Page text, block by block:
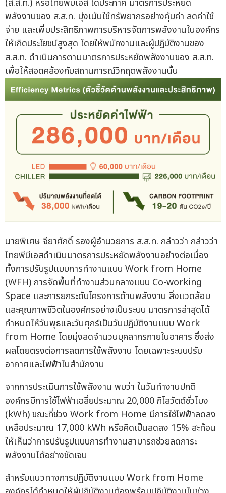
พลังงานของ ส.ส.ท. มุ่งเน้นใช้ทรัพยากรอย่างคุ้มค่า ลดค่าใช้
จ่าย และเพิ่มประสิทธิภาพการบริหารจัดการพลังงานในองค์กร
ให้เกิดประโยชน์สูงสุด โดยให้พนักงานและผู้ปฏิบัติงานของ
ส.ส.ท. ดำเนินการตามมาตรการประหยัดพลังงานของ ส.ส.ท.
เพื่อให้สอดคล้องกับสถานการณ์วิกฤตพลังงานนั้น
นายพิเศษ จียาศักดิ์ รองผู้อำนวยการ ส.ส.ท. กล่าวว่า กล่าวว่า
ไทยพีบีเอสดำเนินมาตรการประหยัดพลังงานอย่างต่อเนื่อง
ทั้งการปรับรูปแบบการทำงานแบบ Work from Home
(WFH) การจัดพื้นที่ทำงานส่วนกลางแบบ Co-working
Space และการยกระดับโครงการด้านพลังงาน สิ่งแวดล้อม
และคุณภาพชีวิตในองค์กรอย่างเป็นระบบ มาตรการล่าสุดได้
กำหนดให้วันพุธและวันศุกร์เป็นวันปฏิบัติงานแบบ Work
from Home โดยมุ่งลดจำนวนบุคลากรภายในอาคาร ซึ่งส่ง
ผลโดยตรงต่อการลดการใช้พลังงาน โดยเฉพาะระบบปรับ
อากาศและไฟฟ้าในสำนักงาน
จากการประเมินการใช้พลังงาน พบว่า ในวันทำงานปกติ
องค์กรมีการใช้ไฟฟ้าเฉลี่ยประมาณ 20,000 กิโลวัตต์ชั่วโมง
(kWh) ขณะที่ช่วง Work from Home มีการใช้ไฟฟ้าลดลง
เหลือประมาณ 17,000 kWh หรือคิดเป็นลดลง 15% สะท้อน
ให้เห็นว่าการปรับรูปแบบการทำงานสามารถช่วยลดภาระ
พลังงานได้อย่างชัดเจน
สำหรับแนวทางการปฏิบัติงานแบบ Work from Home